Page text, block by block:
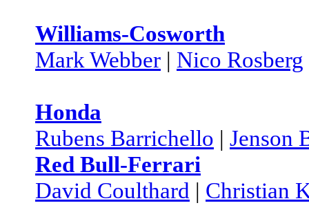
Williams-Cosworth
Mark Webber | Nico Rosberg
Honda
Rubens Barrichello | Jenson
Red Bull-Ferrari
David Coulthard | Christian